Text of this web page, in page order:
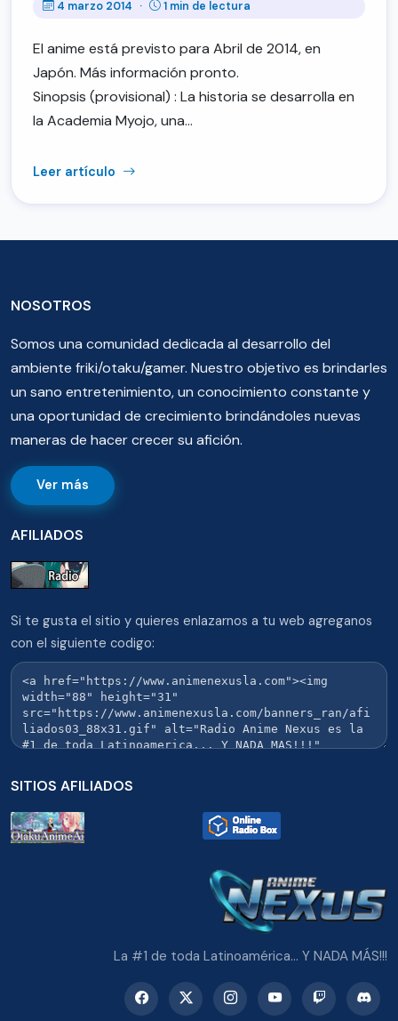
4 marzo 2014 · 1 min de lectura
El anime está previsto para Abril de 2014, en
Japón. Más información pronto.
Sinopsis (provisional) : La historia se desarrolla en
la Academia Myojo, una…
Leer artículo
NOSOTROS
Somos una comunidad dedicada al desarrollo del
ambiente friki/otaku/gamer. Nuestro objetivo es brindarles
un sano entretenimiento, un conocimiento constante y
una oportunidad de crecimiento brindándoles nuevas
maneras de hacer crecer su afición.
Ver más
AFILIADOS
Si te gusta el sitio y quieres enlazarnos a tu web agreganos
con el siguiente codigo:
SITIOS AFILIADOS
La #1 de toda Latinoamérica... Y NADA MÁS!!!